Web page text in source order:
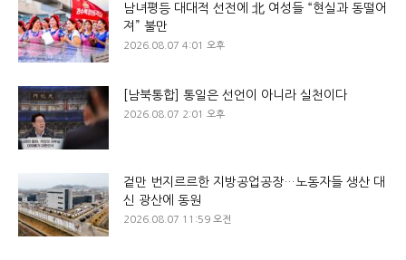
남녀평등 대대적 선전에 北 여성들 “현실과 동떨어
져” 불만
2026.08.07 4:01 오후
[남북통합] 통일은 선언이 아니라 실천이다
2026.08.07 2:01 오후
겉만 번지르르한 지방공업공장…노동자들 생산 대
신 광산에 동원
2026.08.07 11:59 오전